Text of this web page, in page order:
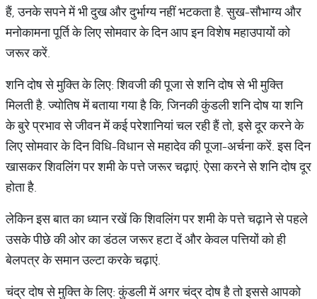
हैं, उनके सपने में भी दुख और दुर्भाग्य नहीं भटकता है. सुख-सौभाग्य और
मनोकामना पूर्ति के लिए सोमवार के दिन आप इन विशेष महाउपायों को
जरूर करें.
शनि दोष से मुक्ति के लिए: शिवजी की पूजा से शनि दोष से भी मुक्ति
मिलती है. ज्योतिष में बताया गया है कि, जिनकी कुंडली शनि दोष या शनि
के बुरे प्रभाव से जीवन में कई परेशानियां चल रही हैं तो, इसे दूर करने के
लिए सोमवार के दिन विधि-विधान से महादेव की पूजा-अर्चना करें. इस दिन
खासकर शिवलिंग पर शमी के पत्ते जरूर चढ़ाएं. ऐसा करने से शनि दोष दूर
होता है.
लेकिन इस बात का ध्यान रखें कि शिवलिंग पर शमी के पत्ते चढ़ाने से पहले
उसके पीछे की ओर का डंठल जरूर हटा दें और केवल पत्तियों को ही
बेलपत्र के समान उल्टा करके चढ़ाएं.
चंद्र दोष से मुक्ति के लिए: कुंडली में अगर चंद्र दोष है तो इससे आपको